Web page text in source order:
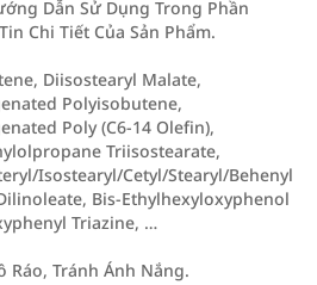
Dẫn Sử Dụng Trong Phần
Chi Tiết Của Sản Phẩm.
Diisostearyl Malate,
Polyisobutene,
Poly (C6-14 Olefin),
Triisostearate,
Isostearyl/Cetyl/Stearyl/Behenyl
Bis-Ethylhexyloxyphenol
Triazine, …
Ráo, Tránh Ánh Nắng.